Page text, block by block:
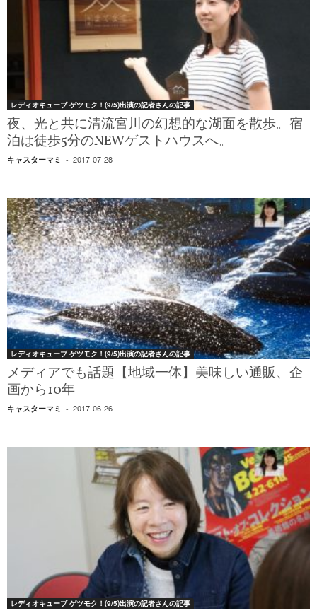
レディオキューブ ゲツモク！(9/5)出演の記者さんの記事
夜、光と共に清流宮川の幻想的な湖面を散歩。宿
泊は徒歩5分のNEWゲストハウスへ。
キャスターマミ - 2017-07-28
レディオキューブ ゲツモク！(9/5)出演の記者さんの記事
メディアでも話題【地域一体】美味しい通販、企
画から10年
キャスターマミ - 2017-06-26
レディオキューブ ゲツモク！(9/5)出演の記者さんの記事